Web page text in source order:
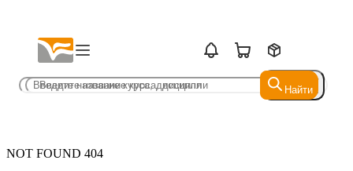
Найти
Найти
NOT FOUND 404